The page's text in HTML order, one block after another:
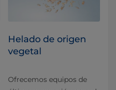
Helado de origen
vegetal
Ofrecemos equipos de